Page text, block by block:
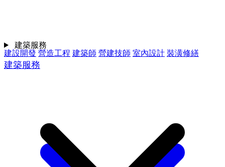
建設開發 營造工程 建築師 營建技師 室內設計 裝潢修繕
建築服務
建築服務